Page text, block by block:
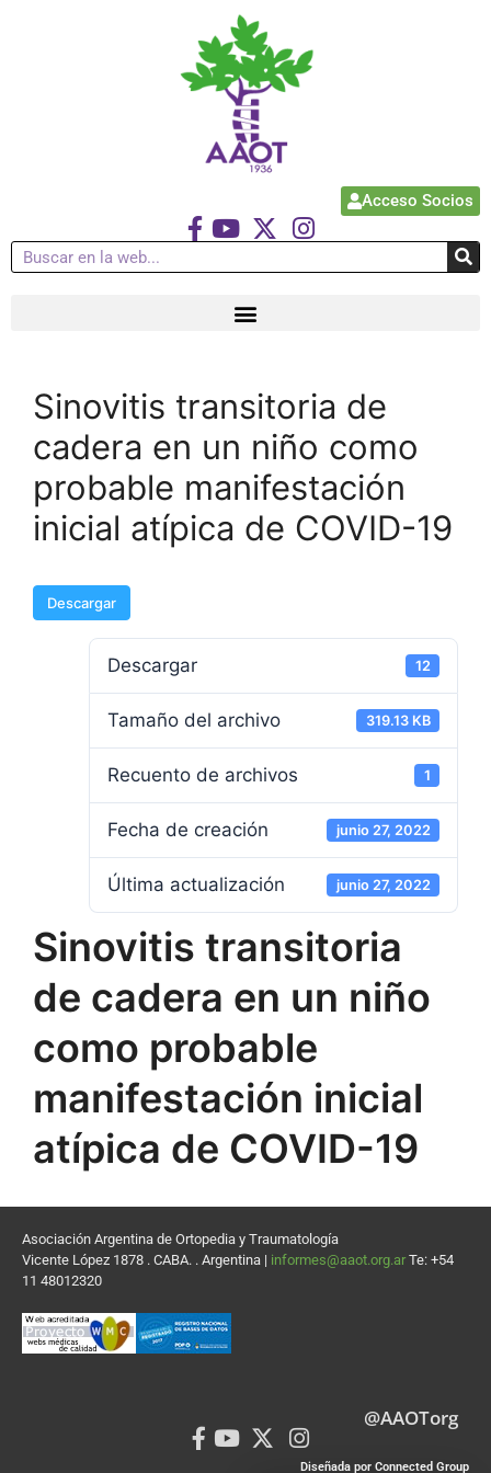
Acceso Socios
Sinovitis transitoria de
cadera en un niño como
probable manifestación
inicial atípica de COVID-19
Descargar
Descargar 12
Tamaño del archivo 319.13 KB
Recuento de archivos 1
Fecha de creación junio 27, 2022
Última actualización junio 27, 2022
Sinovitis transitoria
de cadera en un niño
como probable
manifestación inicial
atípica de COVID-19
Asociación Argentina de Ortopedia y Traumatología
Vicente López 1878 . CABA. . Argentina | informes@aaot.org.ar Te: +54
11 48012320
@AAOTorg
Diseñada por Connected Group